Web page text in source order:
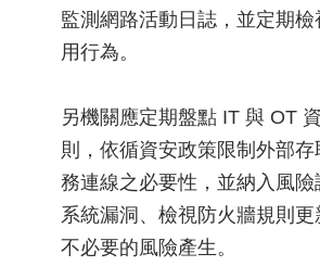
監測網路活動日誌，並定期
用行為。
另機關應定期盤點 IT 與 OT
則，依循資安政策限制外部
務連線之必要性，並納入風險
系統漏洞、檢視防火牆規則
不必要的風險產生。